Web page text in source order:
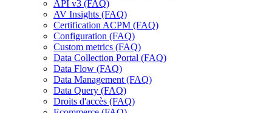
API v3 (FAQ)
AV Insights (FAQ)
Certification ACPM (FAQ)
Configuration (FAQ)
Custom metrics (FAQ)
Data Collection Portal (FAQ)
Data Flow (FAQ)
Data Management (FAQ)
Data Query (FAQ)
Droits d'accès (FAQ)